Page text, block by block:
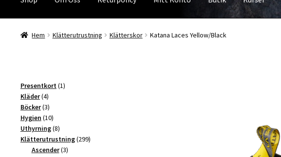
Hem Klätterutrustning Klätterskor Katana Laces Yellow/Black
Presentkort 11
Kläder 44
produkter
Böcker 33
produkter
Hygien 1010
produkter
Uthyrning 88
produkter
Klätterutrustning 299299
Ascender 33